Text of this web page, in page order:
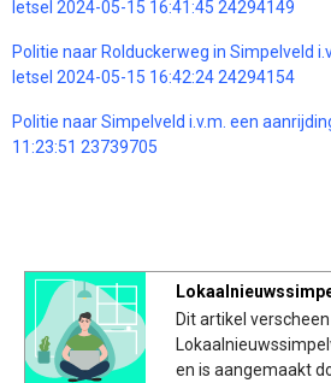
letsel 2024-05-15 16:41:45 24294149
Politie naar Rolduckerweg in Simpelveld
letsel 2024-05-15 16:42:24 24294154
Politie naar Simpelveld i.v.m. een
11:23:51 23739705
Dit artikel
en is aangemaakt